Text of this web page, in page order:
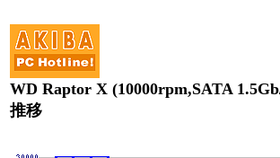
WD Raptor X (10000rpm,SATA
推移